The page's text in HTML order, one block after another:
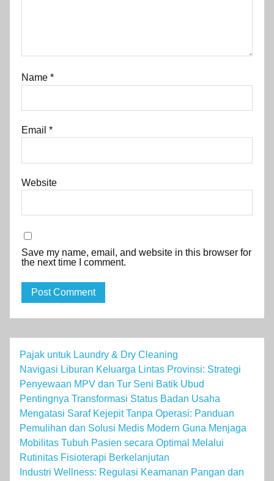
Name*
Email*
Website
Save my name, email, and website in this browser for
the next time I comment.
Pajak untuk Laundry & Dry Cleaning
Navigasi Liburan Keluarga Lintas Provinsi: Strategi
Penyewaan MPV dan Tur Seni Batik Ubud
Pentingnya Transformasi Status Badan Usaha
Mengatasi Saraf Kejepit Tanpa Operasi: Panduan
Pemulihan dan Solusi Medis Modern Guna Menjaga
Mobilitas Tubuh Pasien secara Optimal Melalui
Rutinitas Fisioterapi Berkelanjutan
Industri Wellness: Regulasi Keamanan Pangan dan